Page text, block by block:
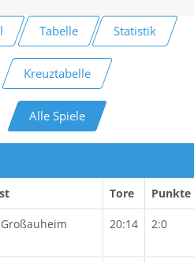
Tabelle Statistik
Kreuztabelle
Alle Spiele
Tore Punkte
Großauheim 20:14 2:0